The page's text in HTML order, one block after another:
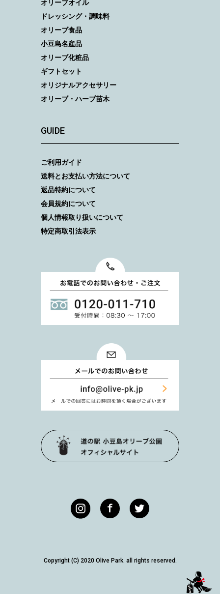
オリーブオイル
ドレッシング・調味料
オリーブ食品
小豆島名産品
オリーブ化粧品
ギフトセット
オリジナルアクセサリー
オリーブ・ハーブ苗木
GUIDE
ご利用ガイド
送料とお支払い方法について
返品特約について
会員規約について
個人情報取り扱いについて
特定商取引法表示
Copyright (C) 2020 Olive Park. all rights reserved.